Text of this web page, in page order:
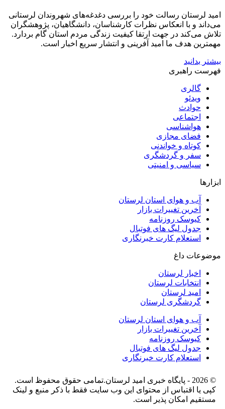
امید لرستان رسالت خود را بررسی دغدغه‌های شهروندان لرستانی
می‌داند و با انعکاس نظرات کارشناسان، دانشگاهیان، پژوهشگران
تلاش می‌کند در جهت ارتقا کیفیت زندگی مردم استان گام بردارد.
مهمترین هدف ما امید آفرینی و انتشار سریع اخبار است.
بیشتر بدانید
فهرست راهبری
گالری
ویدئو
حوادث
اجتماعی
هواشناسی
فضای مجازی
کوتاه و خواندنی
سفر و گردشگری
سیاسی و امنیتی
ابزارها
آب و هوای استان لرستان
آخرین تغییرات بازار
کیوسک روزنامه
جدول لیگ های فوتبال
استعلام کارت خبرنگاری
موضوعات داغ
اخبار لرستان
انتخابات لرستان
امید لرستان
گردشگری لرستان
آب و هوای استان لرستان
آخرین تغییرات بازار
کیوسک روزنامه
جدول لیگ های فوتبال
استعلام کارت خبرنگاری
© 2026 - پایگاه خبری اميد لرستان.تمامی حقوق محفوظ است.
کپی یا اقتباس از محتوای این وب سایت فقط با ذکر منبع و لینک
مستقیم امکان پذیر است.